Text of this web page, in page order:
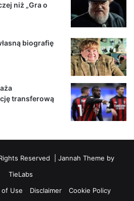
niż „Gra o
biografię
transferową
Reserved | Jannah Theme by
TieLabs
of Use Disclaimer Cookie Policy